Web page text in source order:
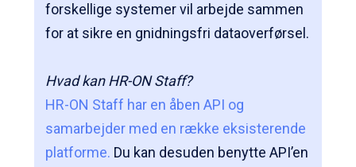
forskellige systemer vil arbejde sammen
for at sikre en gnidningsfri dataoverførsel.
Hvad kan HR-ON Staff?
HR-ON Staff har en åben API og
samarbejder med en række eksisterende
platforme. Du kan desuden benytte API’en